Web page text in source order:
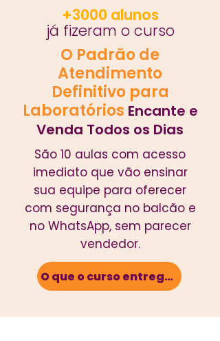
+3000 alunos
já fizeram o curso
O Padrão de
Atendimento
Definitivo para
Laboratórios Encante e
Venda Todos os Dias
São 10 aulas com acesso
imediato que vão ensinar
sua equipe para oferecer
com segurança no balcão e
no WhatsApp, sem parecer
vendedor.
O que o curso entrega?